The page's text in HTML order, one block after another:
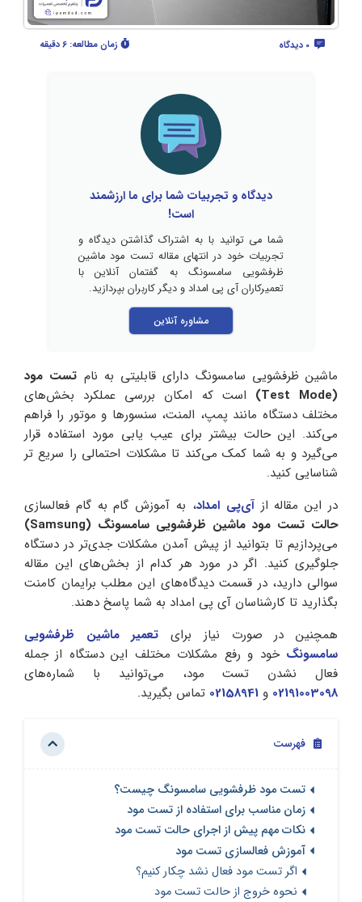
زمان مطالعه: 6 دقیقه
دیدگاه و تجربیات شما برای ما ارزشمند
است!
شما می توانید با به اشتراک گذاشتن دیدگاه و
تجربیات خود در انتهای مقاله تست مود ماشین
ظرفشویی سامسونگ به گفتمان آنلاین با
تعمیرکاران آی پی امداد و دیگر کاربران بپردازید.
مشاوره آنلاین
ماشین ظرفشویی سامسونگ دارای قابلیتی به نام تست مود
(Test Mode)
است که امکان بررسی عملکرد بخش‌های
مختلف دستگاه مانند پمپ، المنت، سنسورها و موتور را فراهم
می‌کند. این حالت بیشتر برای عیب یابی مورد استفاده قرار
می‌گیرد و به شما کمک می‌کند تا مشکلات احتمالی را سریع تر
شناسایی کنید.
در این مقاله ازآی‌پی امداد، به آموزش گام‌ به‌ گام فعالسازی
حالت تست مود ماشین ظرفشویی سامسونگ (Samsung)
می‌پردازیم تا بتوانید از پیش‌ آمدن مشکلات جدی‌تر در دستگاه
جلوگیری کنید. اگر در مورد هر کدام از بخش‌های این مقاله
سوالی دارید، در قسمت دیدگاه‌های این مطلب برایمان کامنت
بگذارید تا کارشناسان آی‌ پی امداد به شما پاسخ دهند.
همچنین در صورت نیاز برای تعمیر ماشین ظرفشویی
سامسونگ خود و رفع مشکلات مختلف این دستگاه از جمله
فعال نشدن تست مود، می‌توانید با شماره‌های
02191003098 و 02158941 تماس بگیرید.
فهرست
تست مود ظرفشویی سامسونگ چیست؟
زمان مناسب برای استفاده از تست مود
نکات مهم پیش از اجرای حالت تست مود
آموزش فعالسازی تست مود
اگر تست مود فعال نشد چکار کنیم؟
نحوه خروج از حالت تست مود